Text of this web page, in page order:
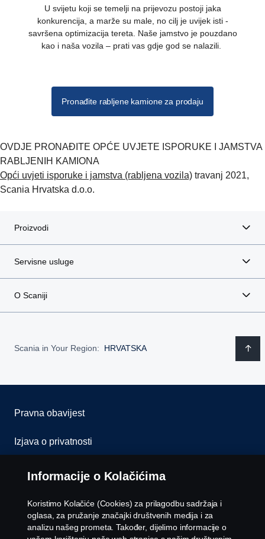
U svijetu koji se temelji na prijevozu postoji jaka
konkurencija, a marže su male, no cilj je uvijek isti -
savršena optimizacija tereta. Naše jamstvo je pouzdano
kao i naša vozila – prati vas gdje god se nalazili.
Pronađite rabljene kamione za prodaju
OVDJE PRONAĐITE OPĆE UVJETE ISPORUKE I JAMSTVA
RABLJENIH KAMIONA
Opći uvjeti isporuke i jamstva (rabljena vozila) travanj 2021,
Scania Hrvatska d.o.o.
Proizvodi
Servisne usluge
O Scaniji
Scania in Your Region: HRVATSKA
Pravna obavijest
Izjava o privatnosti
Kolačići
Kontaktirajte nas
Whistleblowing
Informacije o Kolačićima
Koristimo Kolačiće (Cookies) za prilagodbu sadržaja i
oglasa, za pružanje značajki društvenih medija i za
analizu našeg prometa. Također, dijelimo informacije o